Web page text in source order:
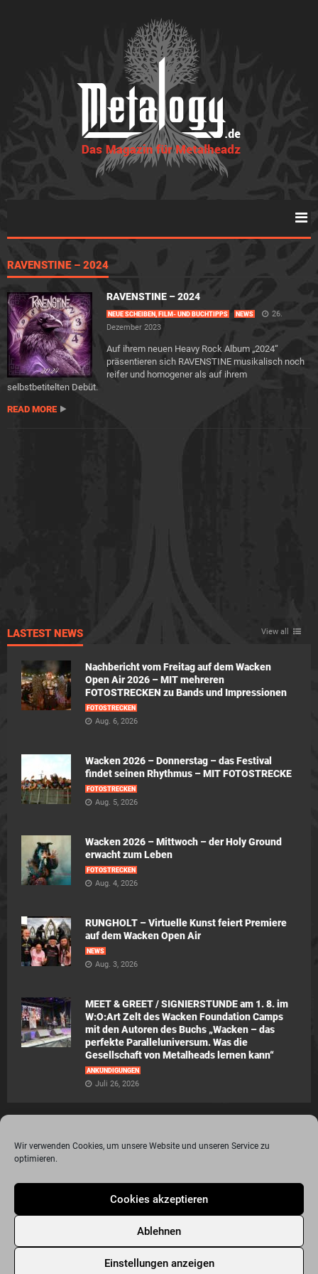
Wir verwenden Cookies, um unsere Website und unseren Service zu
optimieren.
Cookies akzeptieren
Ablehnen
Einstellungen anzeigen
RAVENSTINE – 2024
RAVENSTINE – 2024
NEUE SCHEIBEN, FILM- UND BUCHTIPPS NEWS
26.
Dezember 2023
Auf ihrem neuen Heavy Rock Album „2024“
präsentieren sich RAVENSTINE musikalisch noch
reifer und homogener als auf ihrem
selbstbetitelten Debüt.
READ MORE
LASTEST NEWS View all
Nachbericht vom Freitag auf dem Wacken
Open Air 2026 – MIT mehreren
FOTOSTRECKEN zu Bands und Impressionen
FOTOSTRECKEN
Aug. 6, 2026
Wacken 2026 – Donnerstag – das Festival
findet seinen Rhythmus – MIT FOTOSTRECKE
FOTOSTRECKEN
Aug. 5, 2026
Wacken 2026 – Mittwoch – der Holy Ground
erwacht zum Leben
FOTOSTRECKEN
Aug. 4, 2026
RUNGHOLT – Virtuelle Kunst feiert Premiere
auf dem Wacken Open Air
NEWS
Aug. 3, 2026
MEET & GREET / SIGNIERSTUNDE am 1. 8. im
W:O:Art Zelt des Wacken Foundation Camps
mit den Autoren des Buchs „Wacken – das
perfekte Paralleluniversum. Was die
Gesellschaft von Metalheads lernen kann“
ANKÜNDIGUNGEN
Juli 26, 2026
Unterstützung von the surface new media gmbh
Über Metalogy.de – das Magazin für Metalheadz + REVIEWREGELN
Newsletter Anmeldung
Events Freunde
Bandseiten
Metalogy.de – Das etwas andere Metal Magazin